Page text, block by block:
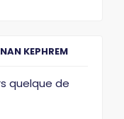
KEPHREM
quelque de